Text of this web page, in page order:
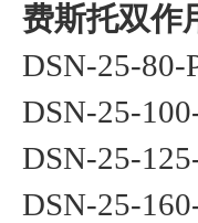
费斯托双作
DSN-25-80-
DSN-25-
DSN-25-
DSN-25-